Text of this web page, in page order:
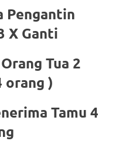
Pengantin
X Ganti
Tua 2
orang )
Tamu 4